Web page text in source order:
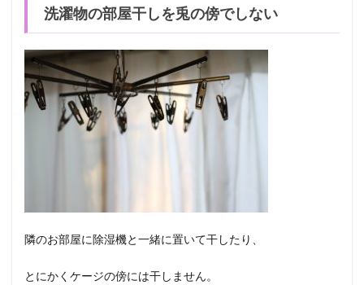
洗濯物の部屋干しを兎の傍でしない
隣のお部屋に除湿機と一緒に置いて干したり、
とにかくケージの傍には干しません。